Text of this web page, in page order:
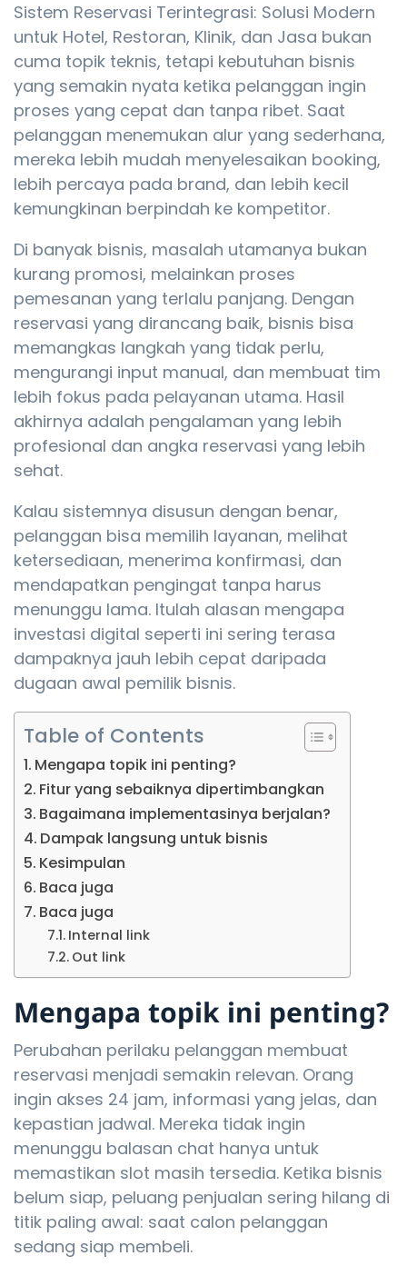
Sistem Reservasi Terintegrasi: Solusi Modern
untuk Hotel, Restoran, Klinik, dan Jasa bukan
cuma topik teknis, tetapi kebutuhan bisnis
yang semakin nyata ketika pelanggan ingin
proses yang cepat dan tanpa ribet. Saat
pelanggan menemukan alur yang sederhana,
mereka lebih mudah menyelesaikan booking,
lebih percaya pada brand, dan lebih kecil
kemungkinan berpindah ke kompetitor.
Di banyak bisnis, masalah utamanya bukan
kurang promosi, melainkan proses
pemesanan yang terlalu panjang. Dengan
reservasi yang dirancang baik, bisnis bisa
memangkas langkah yang tidak perlu,
mengurangi input manual, dan membuat tim
lebih fokus pada pelayanan utama. Hasil
akhirnya adalah pengalaman yang lebih
profesional dan angka reservasi yang lebih
sehat.
Kalau sistemnya disusun dengan benar,
pelanggan bisa memilih layanan, melihat
ketersediaan, menerima konfirmasi, dan
mendapatkan pengingat tanpa harus
menunggu lama. Itulah alasan mengapa
investasi digital seperti ini sering terasa
dampaknya jauh lebih cepat daripada
dugaan awal pemilik bisnis.
Table of Contents
Mengapa topik ini penting?
Fitur yang sebaiknya dipertimbangkan
Bagaimana implementasinya berjalan?
Dampak langsung untuk bisnis
Kesimpulan
Baca juga
Baca juga
Internal link
Out link
Mengapa topik ini penting?
Perubahan perilaku pelanggan membuat
reservasi menjadi semakin relevan. Orang
ingin akses 24 jam, informasi yang jelas, dan
kepastian jadwal. Mereka tidak ingin
menunggu balasan chat hanya untuk
memastikan slot masih tersedia. Ketika bisnis
belum siap, peluang penjualan sering hilang di
titik paling awal: saat calon pelanggan
sedang siap membeli.